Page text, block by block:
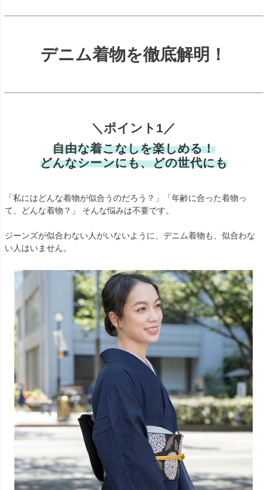
デニム着物を徹底解明！
＼ポイント1／
自由な着こなしを楽しめる！
どんなシーンにも、どの世代にも
「私にはどんな着物が似合うのだろう？」「年齢に合った着物っ
て、どんな着物？」 そんな悩みは不要です。
ジーンズが似合わない人がいないように、デニム着物も、似合わな
い人はいません。